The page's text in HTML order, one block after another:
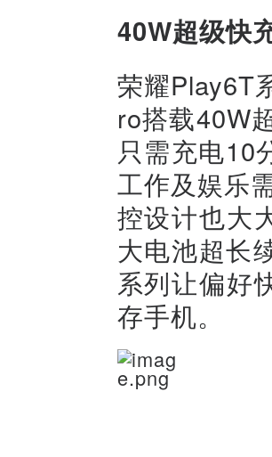
40W超级快
荣耀Play6T
ro搭载40W
只需充电10
工作及娱乐
控设计也大
大电池超长
系列让偏好
存手机。